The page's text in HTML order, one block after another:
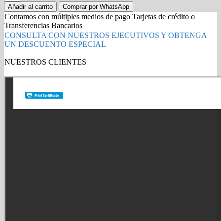
BROTHER
TN-
315Y
YELLOW
(HL-
4570)
PG
quantity
Añadir al carrito Comprar por WhatsApp
Contamos con múltiples medios de pago Tarjetas de crédito o
Transferencias Bancarios
CONSULTA CON NUESTROS EJECUTIVOS Y OBTENGA
UN DESCUENTO ESPECIAL
NUESTROS CLIENTES